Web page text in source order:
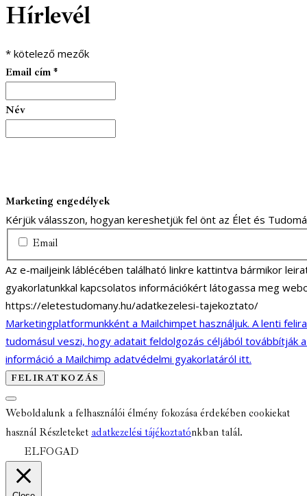
Hírlevél
* kötelező mezők
Email cím *
Név
Marketing engedélyek
Kérjük válasszon, hogyan kereshetjük fel önt az Élet és
Email
Az e-mailjeink láblécében található linkre kattintva bármikor
gyakorlatunkkal kapcsolatos információkért látogassa meg
https://eletestudomany.hu/adatkezelesi-tajekoztato/
Marketingplatformunkként a Mailchimpet használjuk. A lenti
tudomásul veszi, hogy adatait feldolgozás céljából továbbítják
információ a Mailchimp adatvédelmi gyakorlatáról itt.
Weboldalunk a felhasználói élmény fokozása érdekében cookiekat
használ Részleteket adatkezelési tájékoztatónkban talál.
ELFOGAD